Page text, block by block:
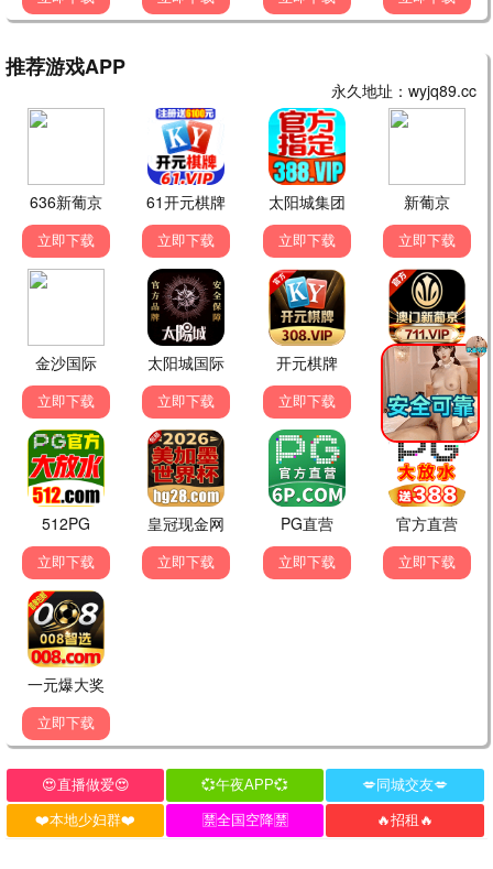
蜂鸟极速播
杀破狼·贪狼归来
古天乐硬汉 · 2024
9.0 2024
蜂鸟极速播
🎞️ 蜂鸟经典